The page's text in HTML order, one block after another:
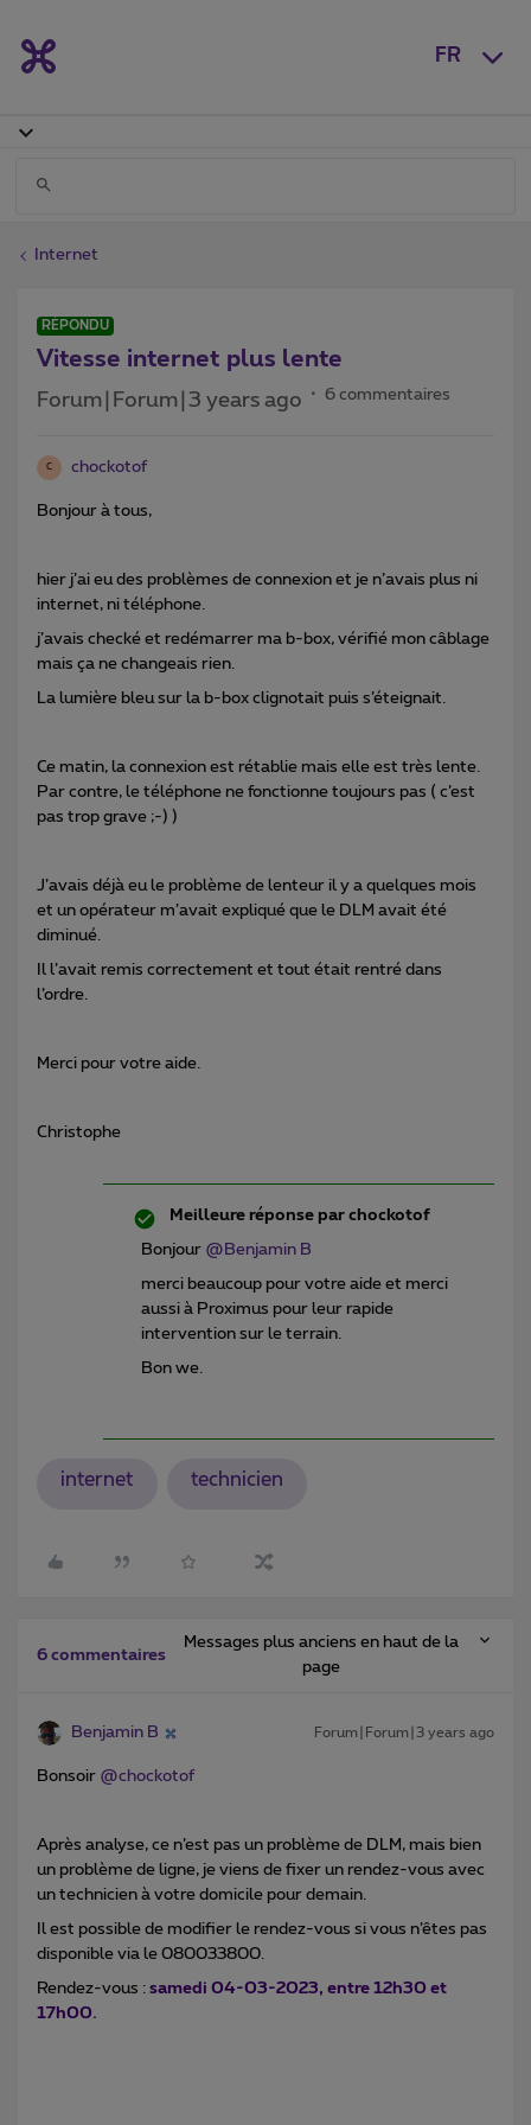
FR
Internet
RÉPONDU
Vitesse internet plus lente
Forum|Forum|3 years ago 6 commentaires
C chockotof
Bonjour à tous,
hier j’ai eu des problèmes de connexion et je n’avais plus ni
internet, ni téléphone.
j’avais checké et redémarrer ma b-box, vérifié mon câblage
mais ça ne changeais rien.
La lumière bleu sur la b-box clignotait puis s’éteignait.
Ce matin, la connexion est rétablie mais elle est très lente.
Par contre, le téléphone ne fonctionne toujours pas ( c’est
pas trop grave ;-) )
J’avais déjà eu le problème de lenteur il y a quelques mois
et un opérateur m’avait expliqué que le DLM avait été
diminué.
Il l’avait remis correctement et tout était rentré dans
l’ordre.
Merci pour votre aide.
Christophe
Meilleure réponse par chockotof
Bonjour @Benjamin B
merci beaucoup pour votre aide et merci
aussi à Proximus pour leur rapide
intervention sur le terrain.
Bon we.
internet technicien
6 commentaires
Messages plus anciens en haut de la
page
Benjamin B Forum|Forum|3 years ago
Bonsoir @chockotof
Après analyse, ce n’est pas un problème de DLM, mais bien
un problème de ligne, je viens de fixer un rendez-vous avec
un technicien à votre domicile pour demain.
Il est possible de modifier le rendez-vous si vous n’êtes pas
disponible via le 080033800.
Rendez-vous : samedi 04-03-2023, entre 12h30 et
17h00.